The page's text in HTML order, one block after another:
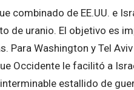
combinado de EE.UU. e
de uranio. El objetivo es
Para Washington y Tel
Occidente le facilitó a
estallido de